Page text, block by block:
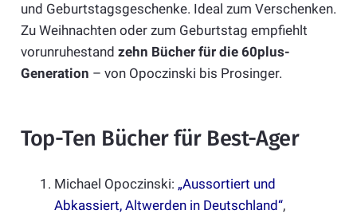
und Geburtstagsgeschenke. Ideal zum Verschenken.
Zu Weihnachten oder zum Geburtstag empfiehlt
vorunruhestand zehn Bücher für die 60plus-
Generation – von Opoczinski bis Prosinger.
Top-Ten Bücher für Best-Ager
Michael Opoczinski: „Aussortiert und
Abkassiert, Altwerden in Deutschland“,